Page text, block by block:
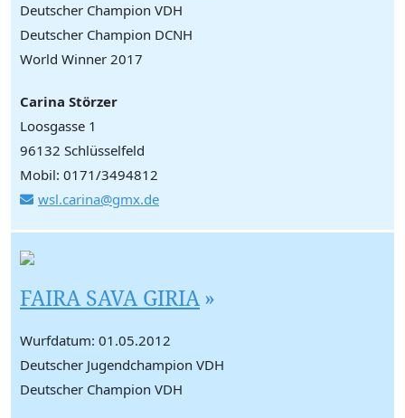
Deutscher Champion VDH
Deutscher Champion DCNH
World Winner 2017
Carina Störzer
Loosgasse 1
96132 Schlüsselfeld
Mobil: 0171/3494812
wsl.carina@gmx.de
FAIRA SAVA GIRIA
Wurfdatum: 01.05.2012
Deutscher Jugendchampion VDH
Deutscher Champion VDH